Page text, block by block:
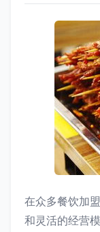
在众多餐饮加
和灵活的经营